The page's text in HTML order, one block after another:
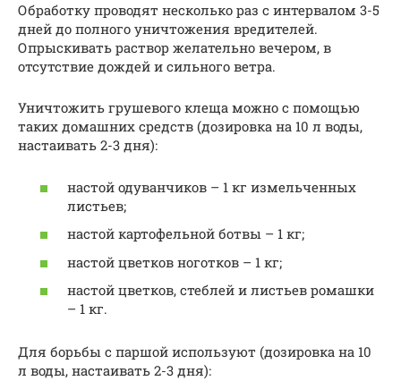
Обработку проводят несколько раз с интервалом 3-5
дней до полного уничтожения вредителей.
Опрыскивать раствор желательно вечером, в
отсутствие дождей и сильного ветра.
Уничтожить грушевого клеща можно с помощью
таких домашних средств (дозировка на 10 л воды,
настаивать 2-3 дня):
настой одуванчиков – 1 кг измельченных
листьев;
настой картофельной ботвы – 1 кг;
настой цветков ноготков – 1 кг;
настой цветков, стеблей и листьев ромашки
– 1 кг.
Для борьбы с паршой используют (дозировка на 10
л воды, настаивать 2-3 дня):